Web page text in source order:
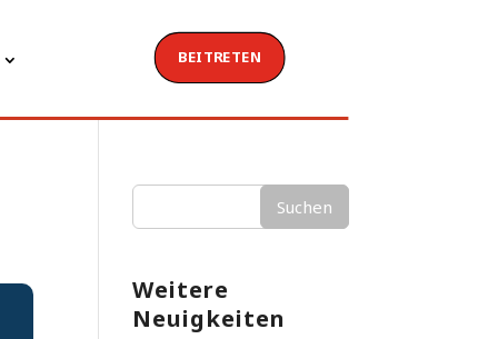
BEITRETEN
Suchen
Weitere
Neuigkeiten